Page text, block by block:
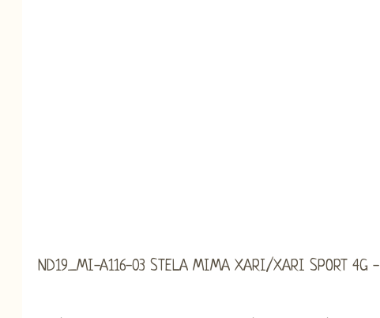
ND19_MI-A116-03 STELA MIMA XARI/XARI SPORT 4G -